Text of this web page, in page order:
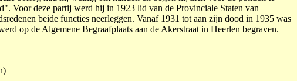
Voor deze partij werd hij in 1923 lid van de Provinciale Staten van
beide functies neer­leggen. Vanaf 1931 tot aan zijn dood in 1935 was
op de Algemene Begraafplaats aan de Akerstraat in Heerlen begraven.